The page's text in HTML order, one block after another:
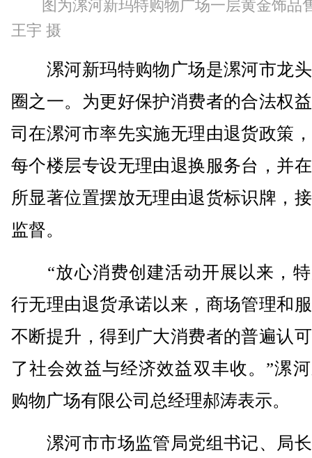
图为漯河新玛特购物广场一层黄金饰品
王宇 摄
漯河新玛特购物广场是漯河市龙
圈之一。为更好保护消费者的合法权
司在漯河市率先实施无理由退货政策
每个楼层专设无理由退换服务台，并
所显著位置摆放无理由退货标识牌，
监督。
“放心消费创建活动开展以来，特
行无理由退货承诺以来，商场管理和
不断提升，得到广大消费者的普遍认
了社会效益与经济效益双丰收。”漯
购物广场有限公司总经理郝涛表示。
漯河市市场监管局党组书记、局